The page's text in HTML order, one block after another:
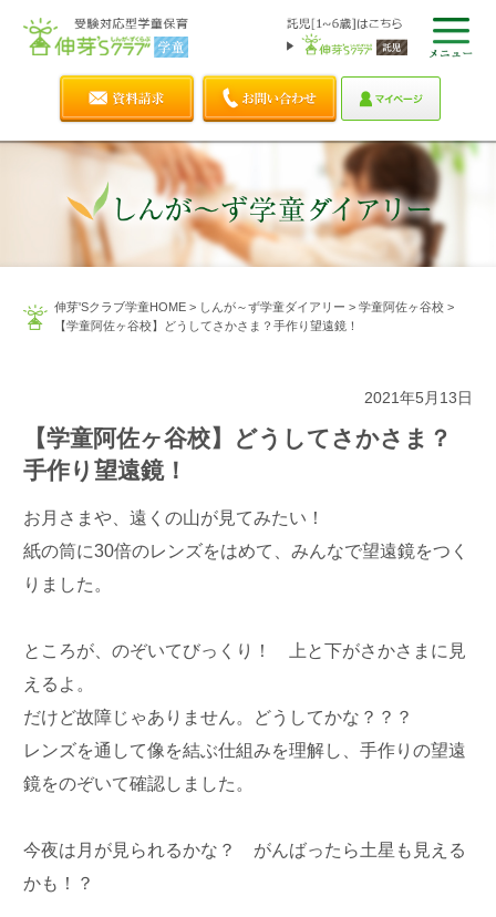
伸芽'Sクラブ学童HOME> しんが～ず学童ダイアリー > 学童阿佐ヶ谷校>
【学童阿佐ヶ谷校】どうしてさかさま？手作り望遠鏡！
2021年5月13日
【学童阿佐ヶ谷校】どうしてさかさま？
手作り望遠鏡！
お月さまや、遠くの山が見てみたい！
紙の筒に30倍のレンズをはめて、みんなで望遠鏡をつく
りました。
ところが、のぞいてびっくり！ 上と下がさかさまに見
えるよ。
だけど故障じゃありません。どうしてかな？？？
レンズを通して像を結ぶ仕組みを理解し、手作りの望遠
鏡をのぞいて確認しました。
今夜は月が見られるかな？ がんばったら土星も見える
かも！？